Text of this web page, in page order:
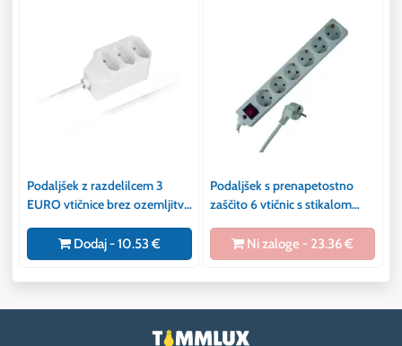
Podaljšek z razdelilcem 3
EURO vtičnice brez ozemljitve
Dodaj - 10.53 €
Podaljšek s prenapetostno
zaščito 6 vtičnic s stikalom
3x1,5mm2 1,4m
Ni zaloge - 23.36 €